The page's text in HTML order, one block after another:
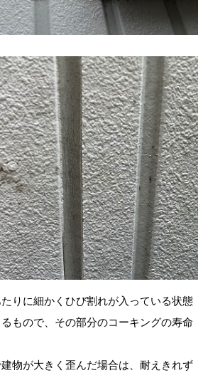
りに細かくひび割れが入っている状態
もので、その部分のコーキングの寿命
物が大きく歪んだ場合は、耐えきれず